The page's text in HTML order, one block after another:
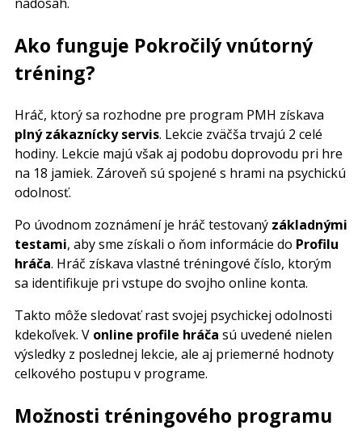
Ako funguje Pokročilý vnútorný
tréning?
Hráč, ktorý sa rozhodne pre program PMH získava
plný zákaznícky servis. Lekcie zväčša trvajú 2 celé
hodiny. Lekcie majú však aj podobu doprovodu pri hre
na 18 jamiek. Zároveň sú spojené s hrami na psychickú
odolnosť.
Po úvodnom zoznámení je hráč testovaný základnými
testami, aby sme získali o ňom informácie do Profilu
hráča. Hráč získava vlastné tréningové číslo, ktorým
sa identifikuje pri vstupe do svojho online konta.
Takto môže sledovať rast svojej psychickej odolnosti
kdekoľvek. V online profile hráča sú uvedené nielen
výsledky z poslednej lekcie, ale aj priemerné hodnoty
celkového postupu v programe.
Možnosti tréningového programu